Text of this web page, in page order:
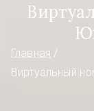
Главная
Виртуальный